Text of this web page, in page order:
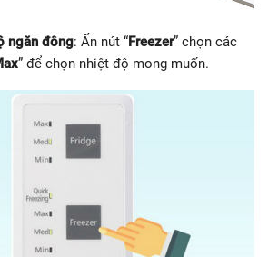
ngăn đông: Ấn nút “Freezer” chọn các
” để chọn nhiệt độ mong muốn.